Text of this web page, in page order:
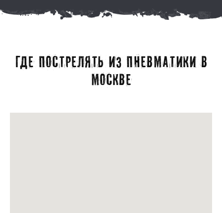
Где пострелять из пневматики в
москве